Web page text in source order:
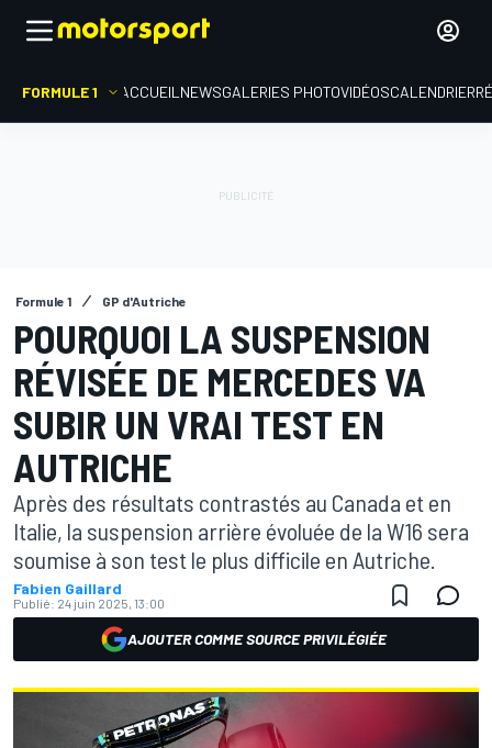
FORMULE 1 ACCUEIL NEWSGALERIES PHOTOVIDÉOSCALENDRIER
Formule 1 GP d'Autriche
POURQUOI LA SUSPENSION
RÉVISÉE DE MERCEDES VA
SUBIR UN VRAI TEST EN
AUTRICHE
Après des résultats contrastés au Canada et en
Italie, la suspension arrière évoluée de la W16 sera
soumise à son test le plus difficile en Autriche.
Fabien Gaillard
Publié: 24 juin 2025, 13:00
AJOUTER COMME SOURCE PRIVILÉGIÉE